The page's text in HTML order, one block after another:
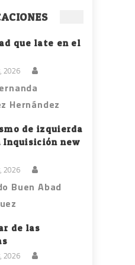
que late en el
2026
Hernández
de izquierda
Inquisición new
2026
Buen Abad
de las
2026